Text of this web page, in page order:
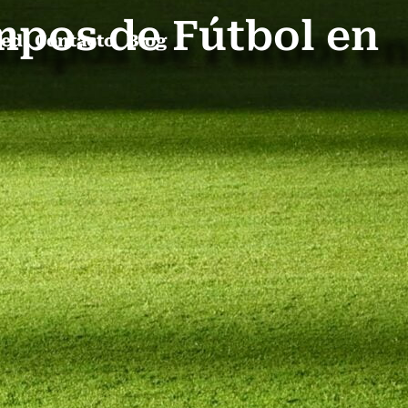
Contacto Blog
de Fútbol en